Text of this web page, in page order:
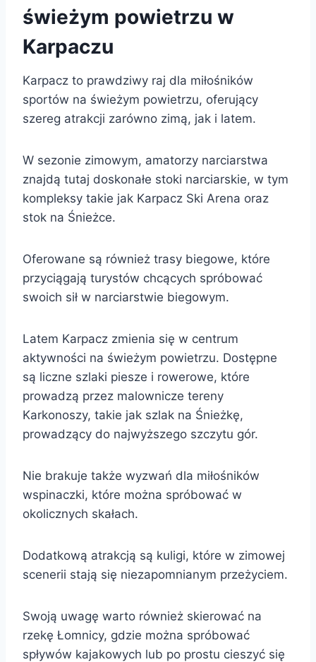
świeżym powietrzu w
Karpaczu
Karpacz to prawdziwy raj dla miłośników
sportów na świeżym powietrzu, oferujący
szereg atrakcji zarówno zimą, jak i latem.
W sezonie zimowym, amatorzy narciarstwa
znajdą tutaj doskonałe stoki narciarskie, w tym
kompleksy takie jak Karpacz Ski Arena oraz
stok na Śnieżce.
Oferowane są również trasy biegowe, które
przyciągają turystów chcących spróbować
swoich sił w narciarstwie biegowym.
Latem Karpacz zmienia się w centrum
aktywności na świeżym powietrzu. Dostępne
są liczne szlaki piesze i rowerowe, które
prowadzą przez malownicze tereny
Karkonoszy, takie jak szlak na Śnieżkę,
prowadzący do najwyższego szczytu gór.
Nie brakuje także wyzwań dla miłośników
wspinaczki, które można spróbować w
okolicznych skałach.
Dodatkową atrakcją są kuligi, które w zimowej
scenerii stają się niezapomnianym przeżyciem.
Swoją uwagę warto również skierować na
rzekę Łomnicy, gdzie można spróbować
spływów kajakowych lub po prostu cieszyć się